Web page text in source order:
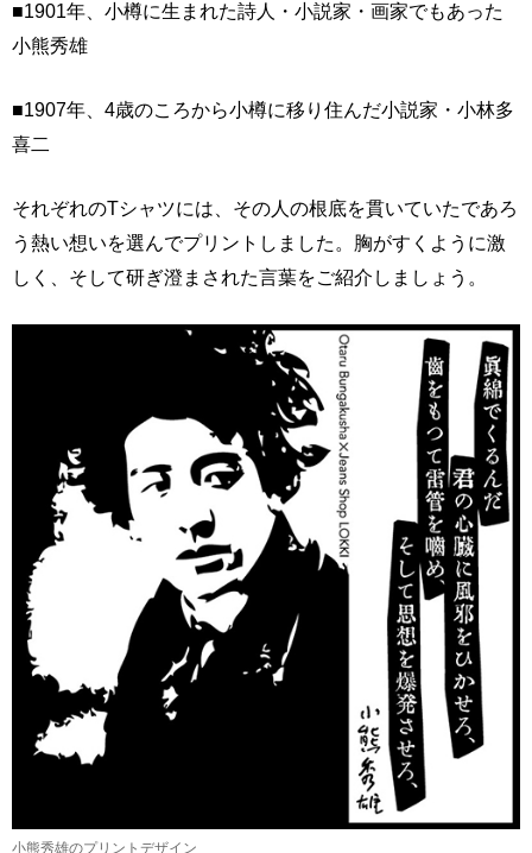
■1901年、小樽に生まれた詩人・小説家・画家でもあった
小熊秀雄
■1907年、4歳のころから小樽に移り住んだ小説家・小林多
喜二
それぞれのTシャツには、その人の根底を貫いていたであろ
う熱い想いを選んでプリントしました。胸がすくように激
しく、そして研ぎ澄まされた言葉をご紹介しましょう。
小熊秀雄のプリントデザイン